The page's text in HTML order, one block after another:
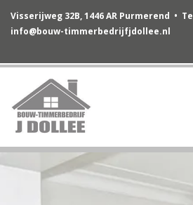
Visserijweg 32B, 1446 AR Purmerend •
info@bouw-timmerbedrijfjdollee.nl